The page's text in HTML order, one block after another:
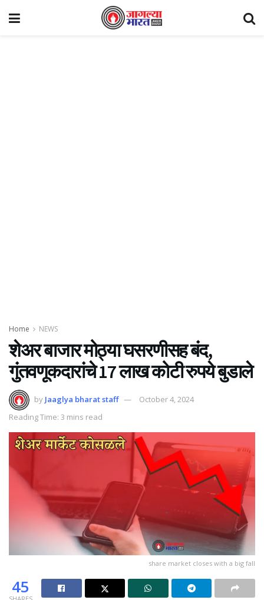
Home NEWS
शेअर बाजार मोठ्या घसरणीसह बंद,
गुंतवणूकदारांचे 17 लाख कोटी रुपये बुडाले
by Jaaglya bharat staff
October 4, 2024
Reading Time: 3 mins read
share market closes with a big fall
45